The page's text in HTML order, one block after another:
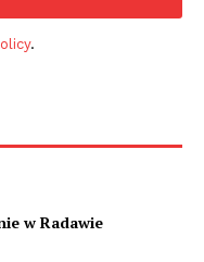
.
w Radawie